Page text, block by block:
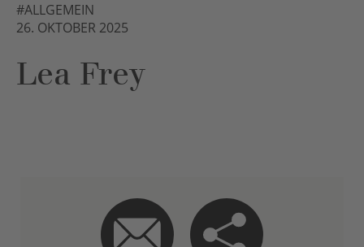
#ALLGEMEIN
26. OKTOBER 2025
Lea Frey